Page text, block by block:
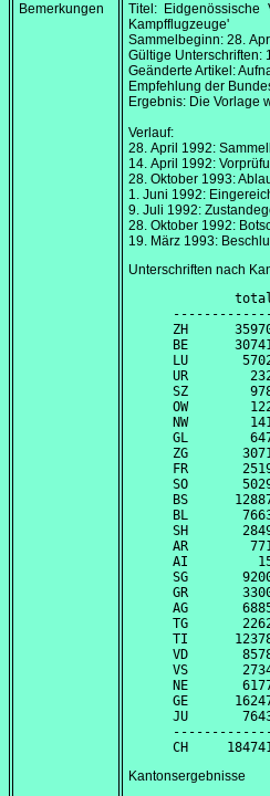
Bemerkungen
Titel:
Kampfflugzeuge'
Sammelbeginn: 28.
Gültige Unterschriften:
Geänderte Artikel:
Empfehlung der
Ergebnis: Die Vorlage
Verlauf:
28. April 1992:
14. April 1992:
28. Oktober 1993:
1. Juni 1992:
9. Juli 1992:
28. Oktober 1992:
19. März 1993:
Unterschriften nach
ZH
BE
LU
UR
SZ
OW
NW
GL
ZG
FR
SO
BS
BL
SH
AR
AI
SG
GR
AG
TG
TI
VD
VS
NE
GE
JU
Kantonsergebnisse